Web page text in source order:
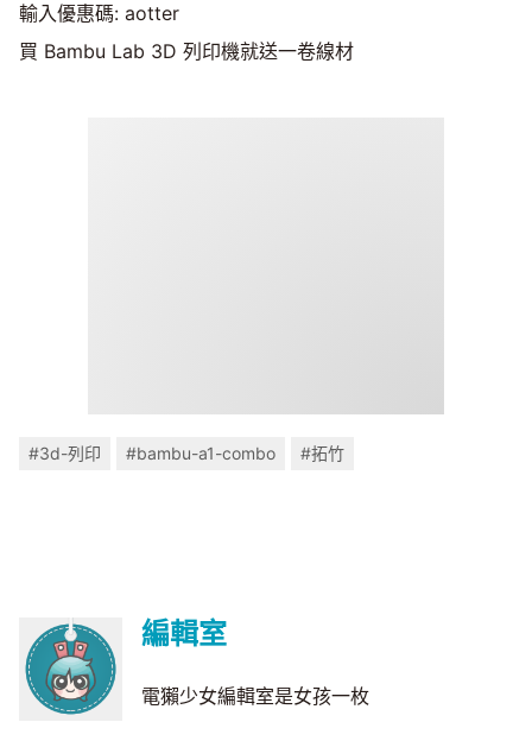
輸入優惠碼: aotter
買 Bambu Lab 3D 列印機就送一卷線材
#3d-列印 #bambu-a1-combo #拓竹
編輯室
電獺少女編輯室是女孩一枚